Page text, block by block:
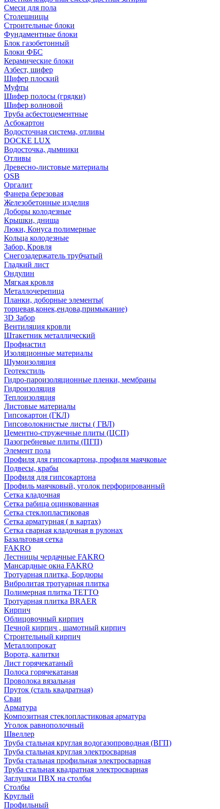
Смеси для пола
Столешницы
Строительные блоки
Фундаментные блоки
Блок газобетонный
Блоки ФБС
Керамические блоки
Азбест, шифер
Шифер плоский
Муфты
Шифер полосы (грядки)
Шифер волновой
Труба асбестоцементные
Асбокартон
Водосточная система, отливы
DOCKE LUX
Водосточка, дымники
Отливы
Древесно-листовые материалы
OSB
Оргалит
Фанера березовая
Железобетонные изделия
Доборы колодезные
Крышки, днища
Люки, Конуса полимерные
Кольца колодезные
Забор, Кровля
Снегозадержатель трубчатый
Гладкий лист
Ондулин
Мягкая кровля
Металлочерепица
Планки, доборные элементы(
торцевая,конек,ендова,примыкание)
3D Забор
Вентиляция кровли
Штакетник металлический
Профнастил
Изоляционные материалы
Шумоизоляция
Геотекстиль
Гидро-пароизоляционные пленки, мембраны
Гидроизоляция
Теплоизоляция
Листовые материалы
Гипсокартон (ГКЛ)
Гипсоволокнистые листы ( ГВЛ)
Цементно-стружечные плиты (ЦСП)
Пазогребневые плиты (ПГП)
Элемент пола
Профиля для гипсокартона, профиля маячковые
Подвесы, крабы
Профиля для гипсокартона
Профиль маячковый, уголок перфорированный
Сетка кладочная
Сетка рабица оцинкованная
Сетка стеклопластиковая
Сетка арматурная ( в картах)
Сетка сварная кладочная в рулонах
Базальтовая сетка
FAKRO
Лестницы чердачные FAKRO
Мансардные окна FAKRO
Тротуарная плитка, Бордюры
Вибролитая тротуарная плитка
Полимерная плитка TETTO
Тротуарная плитка BRAER
Кирпич
Облицовочный кирпич
Печной кирпич , шамотный кирпич
Строительный кирпич
Металлопрокат
Ворота, калитки
Лист горячекатаный
Полоса горячекатаная
Проволока вязальная
Пруток (сталь квадратная)
Сваи
Арматура
Композитная стеклопластиковая арматура
Уголок равнополочный
Швеллер
Труба стальная круглая водогазопроводная (ВГП)
Труба стальная круглая электросварная
Труба стальная профильная электросварная
Труба стальная квадратная электросварная
Заглушки ПВХ на столбы
Столбы
Круглый
Профильный